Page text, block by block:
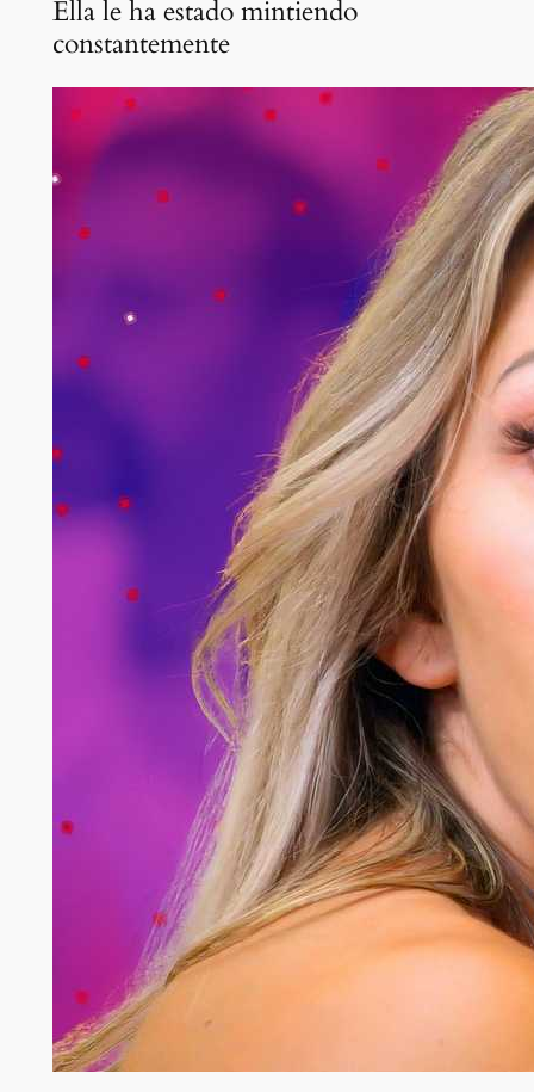
Ella le ha estado mintiendo
constantemente